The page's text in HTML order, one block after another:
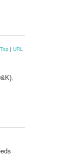
Top | URL